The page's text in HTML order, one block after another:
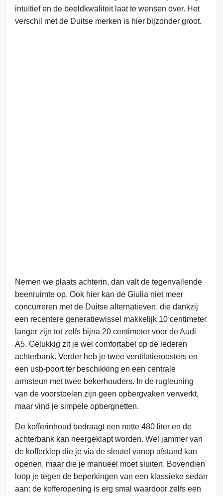
intuïtief en de beeldkwaliteit laat te wensen over. Het
verschil met de Duitse merken is hier bijzonder groot.
Nemen we plaats achterin, dan valt de tegenvallende
beenruimte op. Ook hier kan de Giulia niet meer
concurreren met de Duitse alternatieven, die dankzij
een recentere generatiewissel makkelijk 10 centimeter
langer zijn tot zelfs bijna 20 centimeter voor de Audi
A5. Gelukkig zit je wel comfortabel op de lederen
achterbank. Verder heb je twee ventilatieroosters en
een usb-poort ter beschikking en een centrale
armsteun met twee bekerhouders. In de rugleuning
van de voorstoelen zijn geen opbergvaken verwerkt,
maar vind je simpele opbergnetten.
De kofferinhoud bedraagt een nette 480 liter en de
achterbank kan neergeklapt worden. Wel jammer van
de kofferklep die je via de sleutel vanop afstand kan
openen, maar die je manueel moet sluiten. Bovendien
loop je tegen de beperkingen van een klassieke sedan
aan: de kofferopening is erg smal waardoor zelfs een